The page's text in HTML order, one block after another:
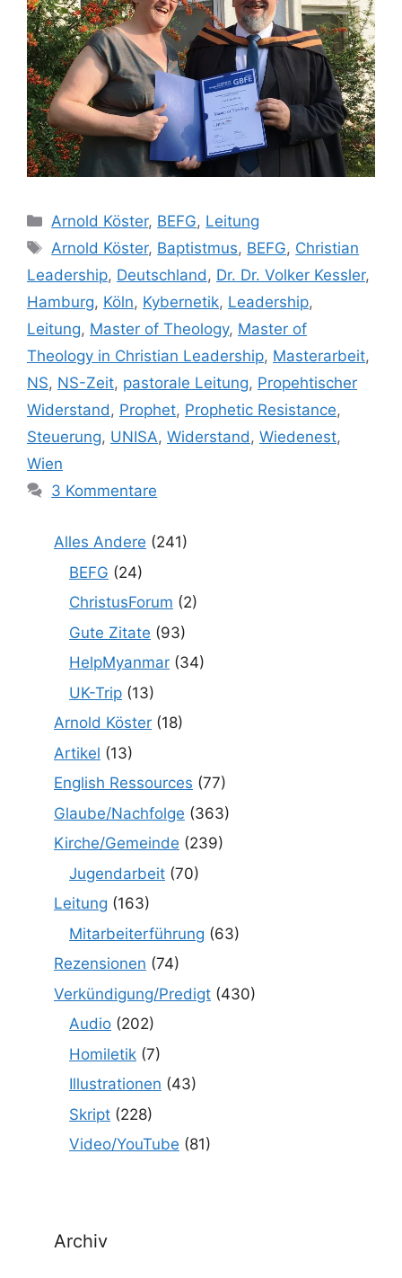
Kategorien
Arnold Köster, BEFG, Leitung
Schlagwörter
Arnold Köster, Baptistmus, BEFG, Christian
Leadership, Deutschland, Dr. Dr. Volker Kessler,
Hamburg, Köln, Kybernetik, Leadership,
Leitung, Master of Theology, Master of
Theology in Christian Leadership, Masterarbeit,
NS, NS-Zeit, pastorale Leitung, Propehtischer
Widerstand, Prophet, Prophetic Resistance,
Steuerung, UNISA, Widerstand, Wiedenest,
Wien
3 Kommentare
Alles Andere (241)
BEFG (24)
ChristusForum (2)
Gute Zitate (93)
HelpMyanmar (34)
UK-Trip (13)
Arnold Köster (18)
Artikel (13)
English Ressources (77)
Glaube/Nachfolge (363)
Kirche/Gemeinde (239)
Jugendarbeit (70)
Leitung (163)
Mitarbeiterführung (63)
Rezensionen (74)
Verkündigung/Predigt (430)
Audio (202)
Homiletik (7)
Illustrationen (43)
Skript (228)
Video/YouTube (81)
Archiv